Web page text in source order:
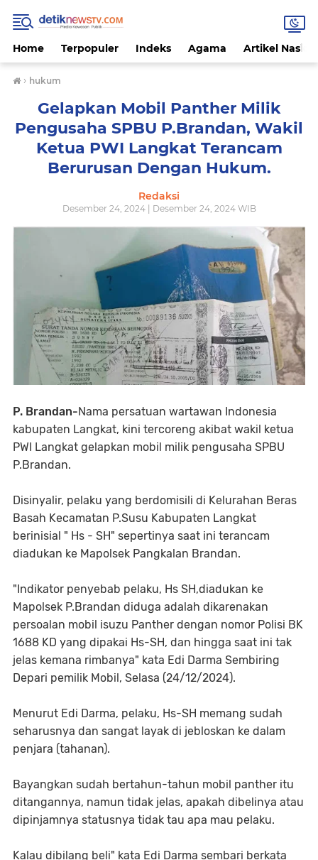
Home Terpopuler Indeks Agama Artikel
› hukum
Gelapkan Mobil Panther Milik
Pengusaha SPBU P.Brandan, Wakil
Ketua PWI Langkat Terancam
Berurusan Dengan Hukum.
Redaksi
Desember 24, 2024 | Desember 24, 2024 WIB
P. Brandan-Nama persatuan wartawan Indonesia
kabupaten Langkat, kini tercoreng akibat wakil ketua
PWI Langkat gelapkan mobil milik pengusaha SPBU
P.Brandan.
Disinyalir, pelaku yang berdomisili di Kelurahan Beras
Basah Kecamatan P.Susu Kabupaten Langkat
berinisial " Hs - SH" sepertinya saat ini terancam
diadukan ke Mapolsek Pangkalan Brandan.
"Indikator penyebab pelaku, Hs SH,diadukan ke
Mapolsek P.Brandan diduga adalah dikarenakan
persoalan mobil isuzu Panther dengan nomor Polisi BK
1688 KD yang dipakai Hs-SH, dan hingga saat ini tak
jelas kemana rimbanya" kata Edi Darma Sembiring
Depari pemilik Mobil, Selasa (24/12/2024).
Menurut Edi Darma, pelaku, Hs-SH memang sudah
seharusnya dan sangat layak di jebloskan ke dalam
penjara (tahanan).
Bayangkan sudah bertahun-tahun mobil panther itu
ditangannya, namun tidak jelas, apakah dibelinya atau
dipinjamnya statusnya tidak tau apa mau pelaku.
Kalau dibilang beli" kata Edi Darma sembari berkata